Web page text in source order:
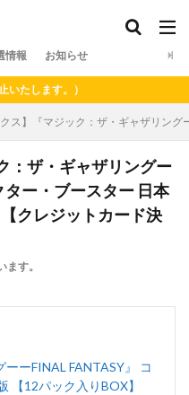
情報 お知らせ
ます。）
クス】『マジック：ザ・ギャザリン
：ザ・ギャザリングー
ター・ブースター 日本
クレジットカード決
す。
ーーFINAL FANTASY』 コ
【12パック入りBOX】